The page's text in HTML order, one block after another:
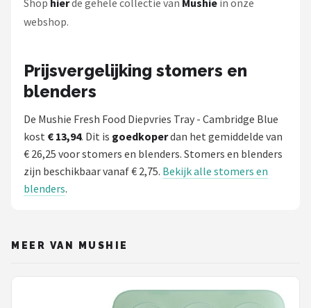
webshop.
Prijsvergelijking stomers en
blenders
De Mushie Fresh Food Diepvries Tray - Cambridge Blue
kost € 13,94. Dit is goedkoperdan het gemiddelde van
€ 26,25 voor stomers en blenders. Stomers en blenders
zijn beschikbaar vanaf € 2,75. Bekijk alle stomers en
blenders.
MEER VAN MUSHIE